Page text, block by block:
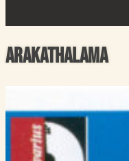
Arakathalama